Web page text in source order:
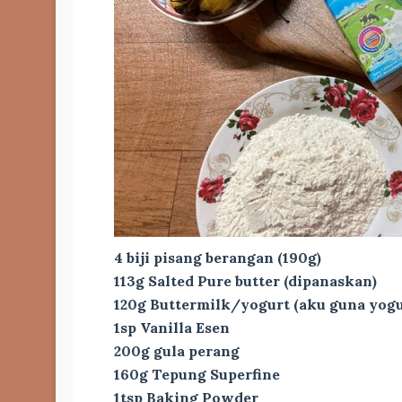
4 biji pisang berangan (190g)
113g Salted Pure butter (dipanaskan)
120g Buttermilk/yogurt (aku guna
1sp Vanilla Esen
200g gula perang
160g Tepung Superfine
1tsp Baking Powder